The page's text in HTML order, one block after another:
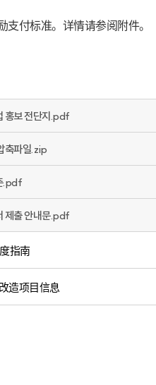
付标准。详情请参阅附件。
홍보 전단지.pdf
축파일.zip
.pdf
제출 안내문.pdf
指南
造项目信息